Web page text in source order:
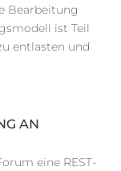
Bearbeitung
ist Teil
entlasten und
AN
eine REST-